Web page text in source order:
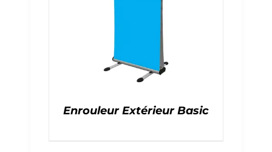
Enrouleur Extérieur Basic